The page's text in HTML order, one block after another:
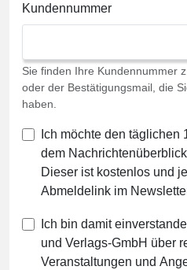
Kundennummer
Sie finden Ihre Kundennummer
oder der Bestätigungsmail, die
haben.
Ich möchte den täglichen
dem
Dieser ist kostenlos und
Abmeldelink im
Ich bin damit
und Verlags-GmbH über
Veranstaltungen und